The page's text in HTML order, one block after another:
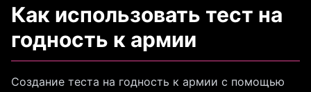
Как использовать тест на
годность к армии
Создание теста на годность к армии с помощью